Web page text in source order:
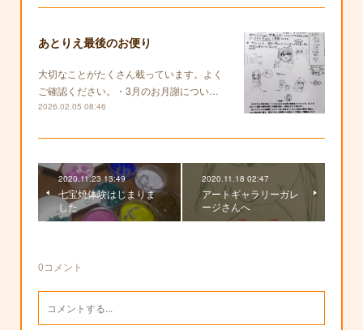
あとりえ最後のお便り
大切なことがたくさん載っています。よく
ご確認ください。・3月のお月謝につい…
2026.02.05 08:46
2020.11.23 13:49
七宝焼体験はじまりま
した
2020.11.18 02:47
アートギャラリーガレ
ージさんへ
0コメント